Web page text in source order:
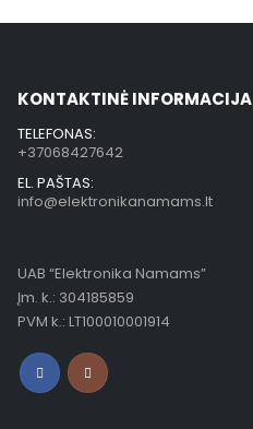
KONTAKTINĖ INFORMACIJA
TELEFONAS:
+37068427642
EL. PAŠTAS:
info@elektronikanamams.lt
UAB “Elektronika Namams”
Įm. k.: 304185859
PVM k.: LT100010001914